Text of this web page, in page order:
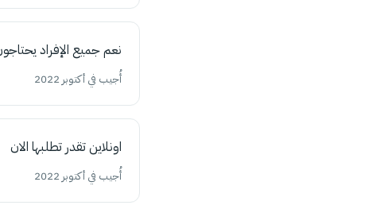
نعم جميع الإفراد
أُجيب في أكتوبر 2022
اونلاين تقدر تطلبها الان
أُجيب في أكتوبر 2022